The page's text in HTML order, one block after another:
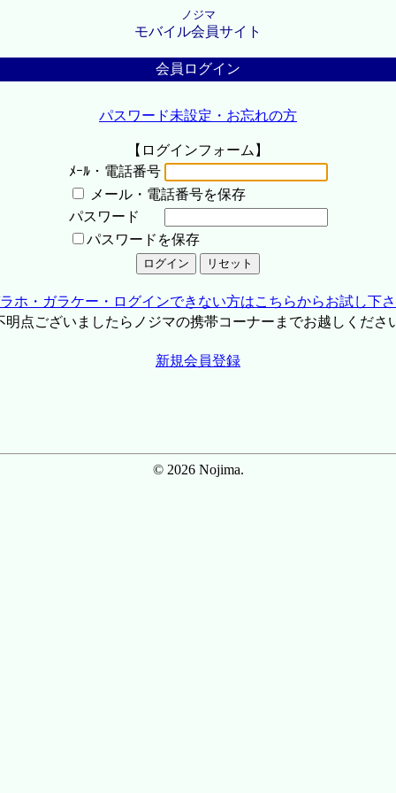
ノジマ
モバイル会員サイト
会員ログイン
パスワード未設定・お忘れの方
【ログインフォーム】
ﾒｰﾙ・電話番号
メール・電話番号を保存
パスワード
パスワードを保存
ホ・ガラケー・ログインできない方はこちらからお試し下
点ございましたらノジマの携帯コーナーまでお越しくださ
新規会員登録
© 2026 Nojima.